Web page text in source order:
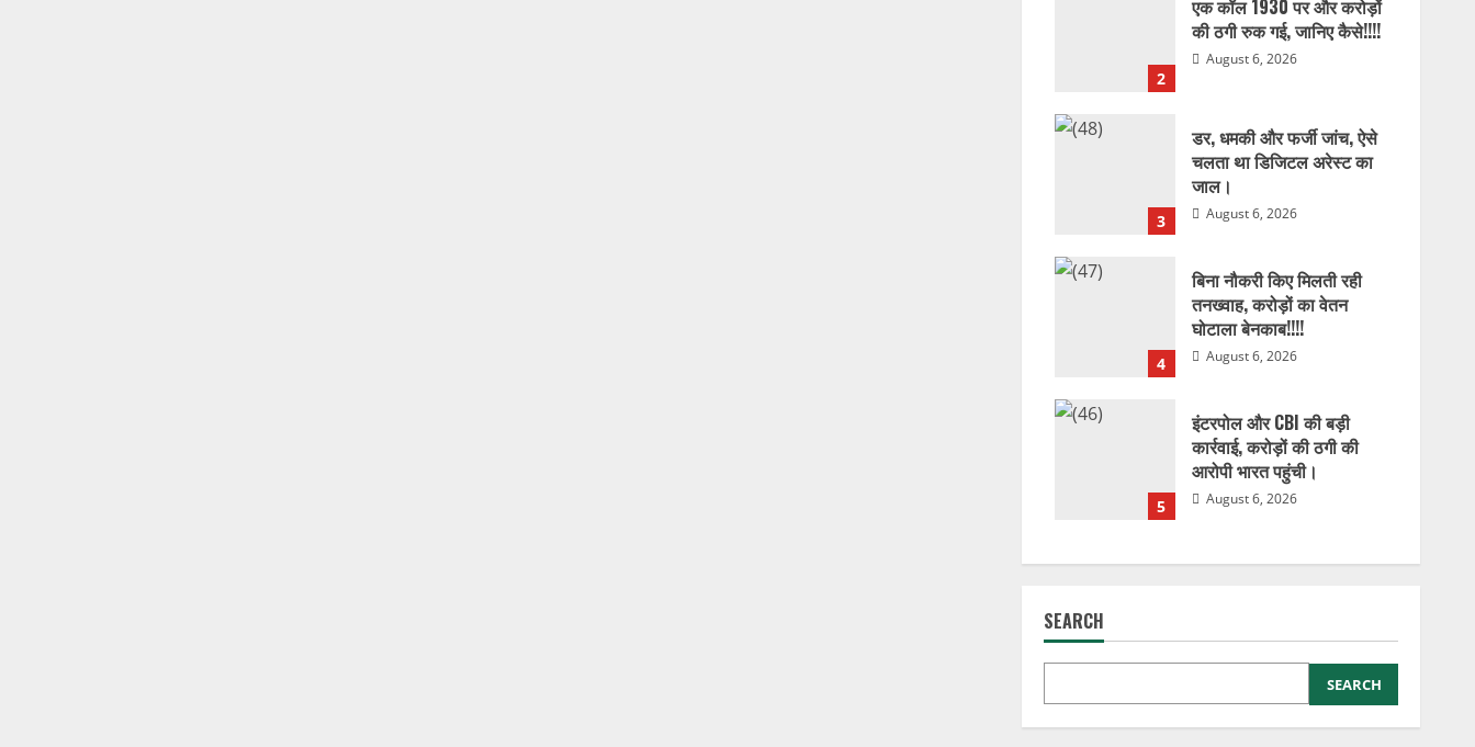
2
एक कॉल 1930 पर और करोड़ों
की ठगी रुक गई, जानिए कैसे!!!!
August 6, 2026
3
डर, धमकी और फर्जी जांच, ऐसे
चलता था डिजिटल अरेस्ट का
जाल।
August 6, 2026
4
बिना नौकरी किए मिलती रही
तनख्वाह, करोड़ों का वेतन
घोटाला बेनकाब!!!!
August 6, 2026
5
इंटरपोल और CBI की बड़ी
कार्रवाई, करोड़ों की ठगी की
आरोपी भारत पहुंची।
August 6, 2026
SEARCH
SEARCH